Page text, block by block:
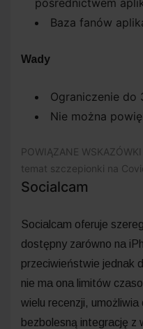
Baza fanów
Wady
Ograniczenie do
Nie można
POWIĄZANE WSKAZÓWKI
temat szczepionki na
Socialcam
Socialcam oferuje
dostępny zarówno na
przeciwieństwie jednak
nie ma ona limitów
wielu recenzji,
bezbolesną integrację z